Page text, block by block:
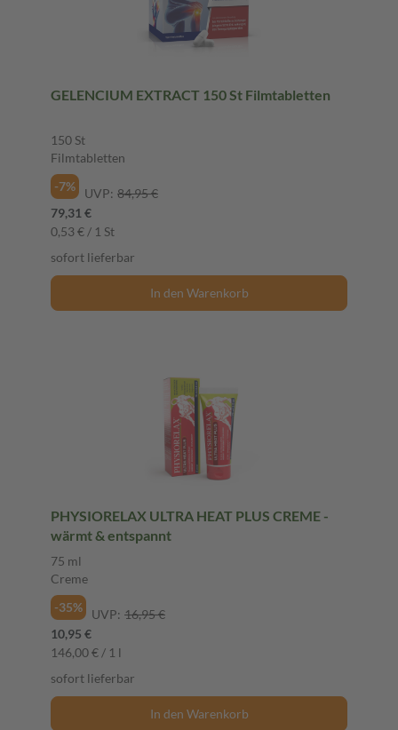
GELENCIUM EXTRACT 150 St Filmtabletten
150 St
Filmtabletten
-7%
UVP: 84,95 €
79,31 €
0,53 € / 1 St
sofort lieferbar
In den Warenkorb
PHYSIORELAX ULTRA HEAT PLUS CREME -
wärmt & entspannt
75 ml
Creme
-35%
UVP: 16,95 €
10,95 €
146,00 € / 1 l
sofort lieferbar
In den Warenkorb